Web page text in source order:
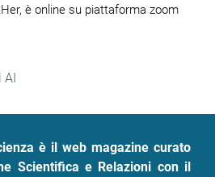
è online su piattaforma zoom
AI
è il web magazine curato
Scientifica e Relazioni con il